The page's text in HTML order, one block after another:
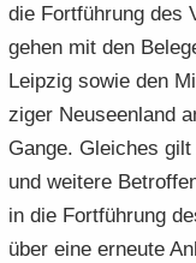
die Fort­füh­rung des
ge­hen mit den
Leip­zig sowie den
zi­ger Neu­seen­land
Gange. Glei­ches
und wei­te­re
in die Fort­füh­rung
über eine er­neu­te